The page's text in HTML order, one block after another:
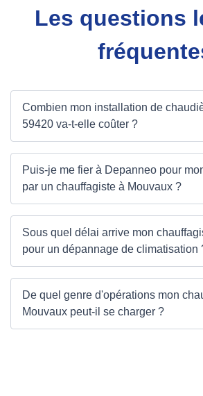
Les questions
Combien mon installation de
59420 va-t-elle coûter ?
Puis-je me fier à Depanneo pour
par un chauffagiste à Mouvaux ?
Sous quel délai arrive mon
pour un dépannage de climatisation
De quel genre d'opérations mon
Mouvaux peut-il se charger ?